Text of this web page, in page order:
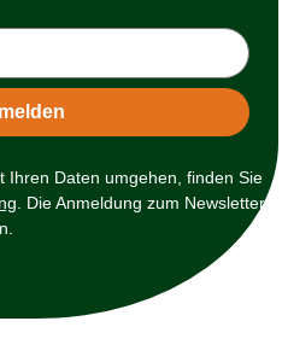
Ihren Daten umgehen, finden Sie
. Die Anmeldung zum Newsletter